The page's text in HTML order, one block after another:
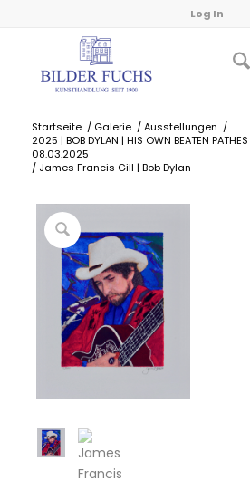
Log In
Startseite / Galerie / Ausstellungen /
2025 | BOB DYLAN | HIS OWN BEATEN
08.03.2025
/ James Francis Gill | Bob Dylan